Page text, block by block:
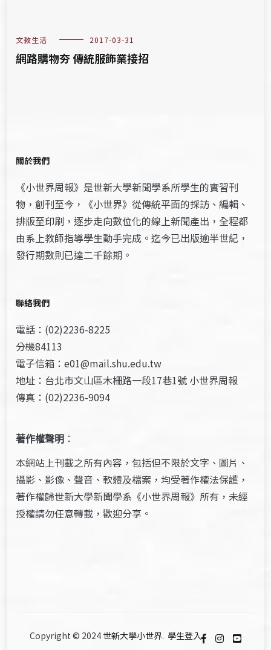
文教生活 2017-03-31
網路購物夯 傳統服飾業接招
關於我們
《小世界周報》是世新大學新聞學系所學生的實習刊
物，創刊至今，《小世界》從傳統平面的採訪、編輯、
排版至印刷，逐步走向數位化的線上新聞產出，全程都
由系上教師指導學生動手完成。迄今已出版逾半世紀，
發行期數則已達二千餘期。
聯絡我們
電話：(02)2236-8225
分機84113
電子信箱：e01@mail.shu.edu.tw
地址：台北市文山區木柵路一段17巷1號 小世界周報
傳真：(02)2236-9094
著作權聲明 ：
本網站上刊載之所有內容，包括但不限於文字、圖片、
攝影、影像、聲音、軟體及檔案，均受著作權法保護，
著作權歸世新大學新聞學系《小世界周報》所有，未經
授權請勿任意轉載，歡迎分享。
Copyright © 2024 世新大學小世界. 學生登入